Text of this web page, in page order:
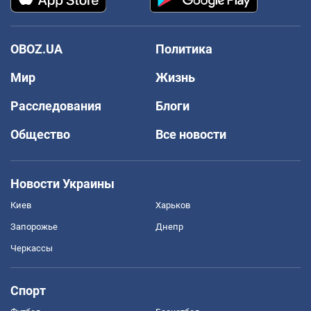
OBOZ.UA
Политика
Мир
Жизнь
Расследования
Блоги
Общество
Все новости
Новости Украины
Киев Харьков
Запорожье Днепр
Черкассы
Спорт